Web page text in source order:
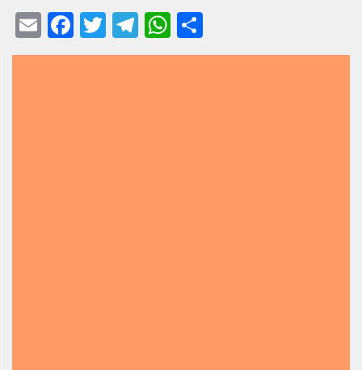
E
m
F
a
T
wi
T
el
W
h
o